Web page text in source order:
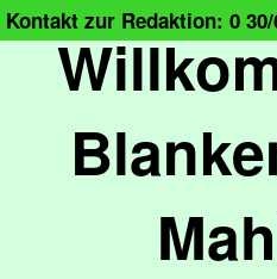
Kontakt zur Redaktion: 0 30/